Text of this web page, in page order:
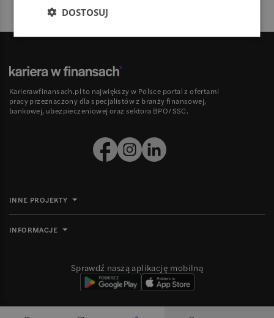
Karierawfinansach.pl to największy w Polsce portal z ofertami
pracy przeznaczony dla specjalistów z branży finansowej,
bankowej, ubezpieczeniowej oraz sektora BPO/SSC.
INNE PROJEKTY
INFORMACJE
Sprawdź naszą aplikację mobilną
DOSTOSUJ